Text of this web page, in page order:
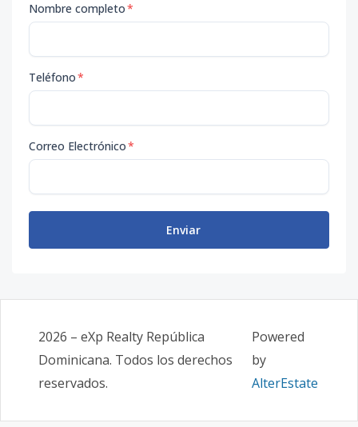
Nombre completo*
Teléfono*
Correo Electrónico*
Enviar
2026 – eXp Realty República
Dominicana. Todos los derechos
reservados.
Powered
by
AlterEstate